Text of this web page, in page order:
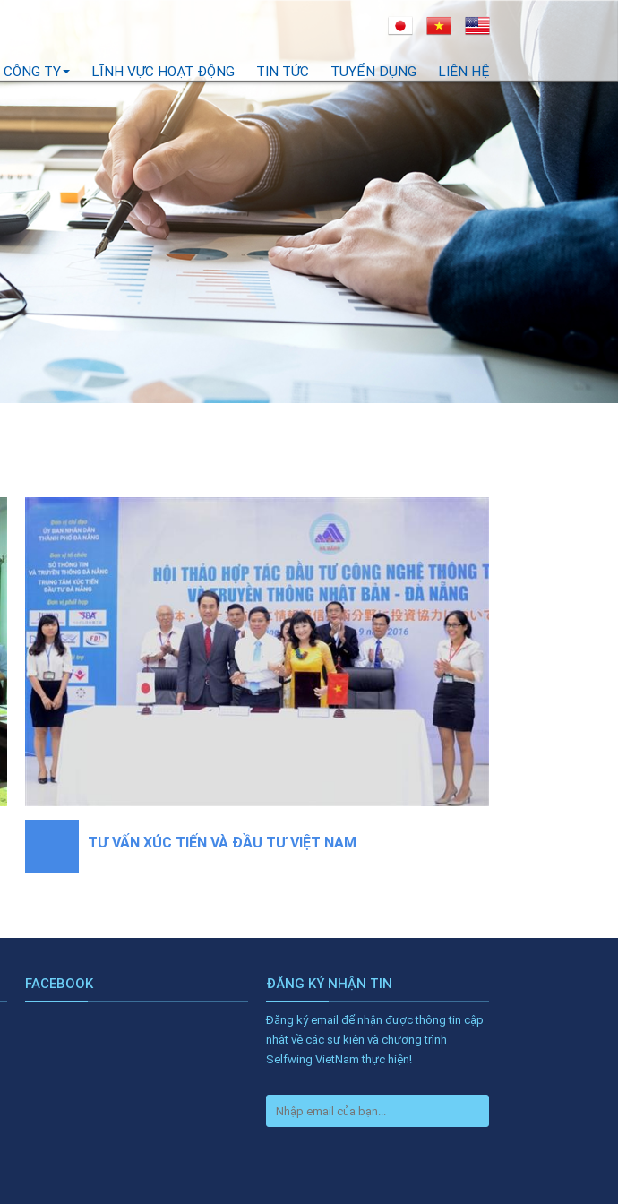
TY LĨNH VỰC HOẠT ĐỘNG TIN TỨC TUYỂN DỤNG LIÊN HỆ
TƯ VẤN XÚC TIẾN VÀ ĐẦU TƯ VIỆT NAM
FACEBOOK ĐĂNG KÝ NHẬN TIN
Đăng ký email để nhận được thông tin cập
nhật về các sự kiện và chương trình
Selfwing VietNam thực hiện!